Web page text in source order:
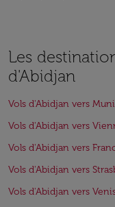
Les
d'Abidjan
Vols d'Abidjan vers
Vols d'Abidjan vers
Vols d'Abidjan vers
Vols d'Abidjan vers
Vols d'Abidjan vers